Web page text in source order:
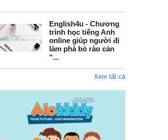
English4u - Chương
trình học tiếng Anh
online giúp người đi
làm phá bỏ rào cản
“...
Xem tất cả